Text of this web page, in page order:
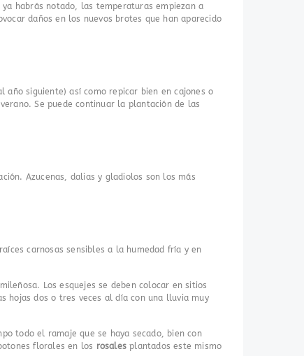
habrás notado, las temperaturas empiezan a
daños en los nuevos brotes que han aparecido
siguiente) así como repicar bien en cajones o
Se puede continuar la plantación de las
Azucenas, dalias y gladiolos son los más
carnosas sensibles a la humedad fría y en
Los esquejes se deben colocar en sitios
hojas dos o tres veces al día con una lluvia muy
todo el ramaje que se haya secado, bien con
florales en los rosalesplantados este mismo